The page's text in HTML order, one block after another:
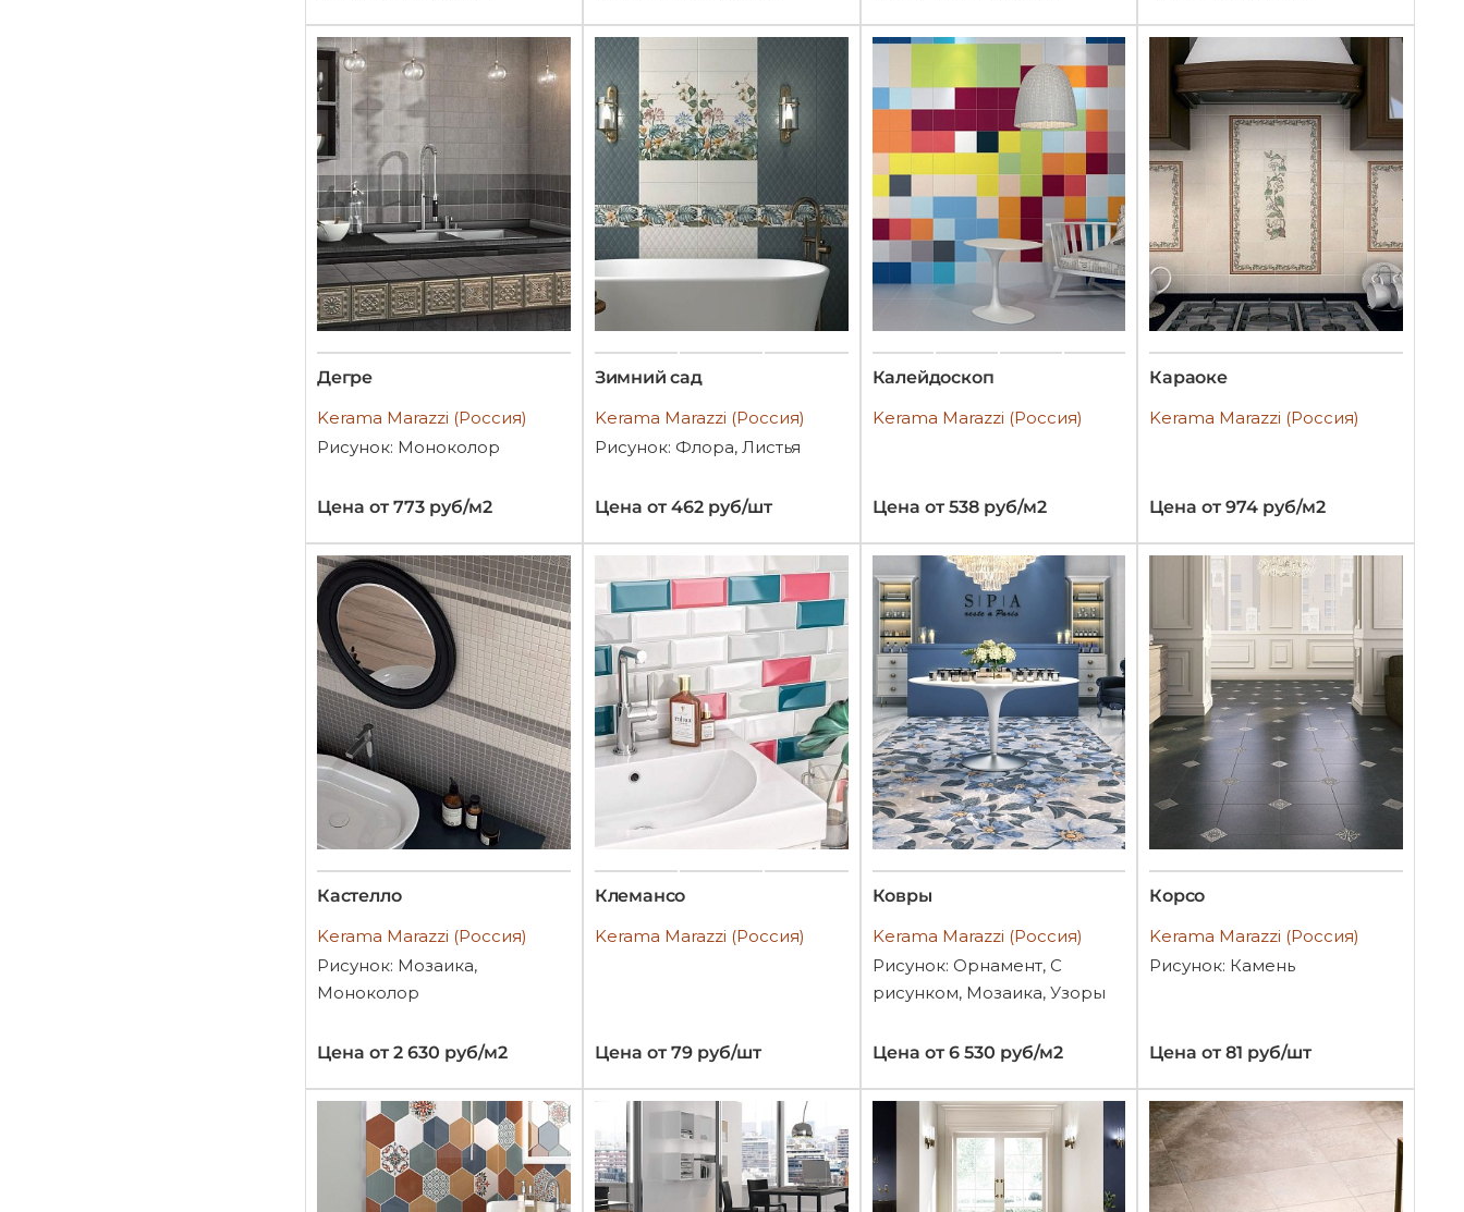
Дегре
Kerama Marazzi (Россия)
Рисунок: Моноколор
Цена от 773 руб/м2
Зимний сад
Kerama Marazzi (Россия)
Рисунок: Флора, Листья
Цена от 462 руб/шт
Калейдоскоп
Kerama Marazzi (Россия)
Цена от 538 руб/м2
Караоке
Kerama Marazzi (Россия)
Цена от 974 руб/м2
Кастелло
Kerama Marazzi (Россия)
Рисунок: Мозаика,
Моноколор
Цена от 2 630 руб/м2
Клемансо
Kerama Marazzi (Россия)
Цена от 79 руб/шт
Ковры
Kerama Marazzi (Россия)
Рисунок: Орнамент, С
рисунком, Мозаика, Узоры
Цена от 6 530 руб/м2
Корсо
Kerama Marazzi (Россия)
Рисунок: Камень
Цена от 81 руб/шт